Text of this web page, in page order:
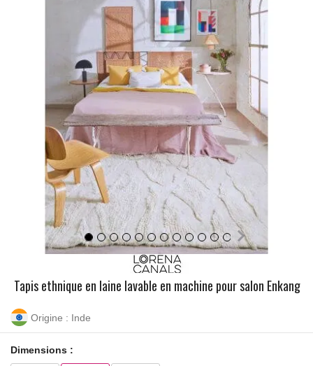
Tapis ethnique en laine lavable en machine pour salon Enkang
Origine : Inde
Dimensions :